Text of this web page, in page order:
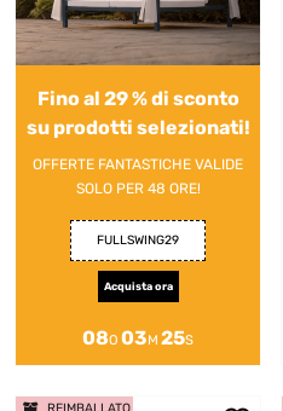
Fino al 29 % di sconto
su prodotti selezionati!
OFFERTE FANTASTICHE VALIDE
SOLO PER 48 ORE!
FULLSWING29
Acquista ora
08O 03M 25S